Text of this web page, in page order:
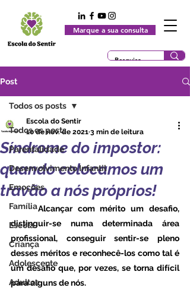
Marque a sua consulta
Post
Todos os posts
Parentalidade
Desenvolvimento Infantil
Emoções
Família
Escola
Criança
Adolescente
Adultos
Todos os posts
Síndrome do impostor:
quando colocamos um
travão a nós próprios!
Escola do Sentir
10 de nov. de 2021 3 min de leitura
	Alcançar com mérito um desafio,
distinguir-se numa determinada área
profissional, conseguir sentir-se pleno
desses méritos e reconhecê-los como tal é
um desafio que, por vezes, se torna difícil
para alguns de nós.